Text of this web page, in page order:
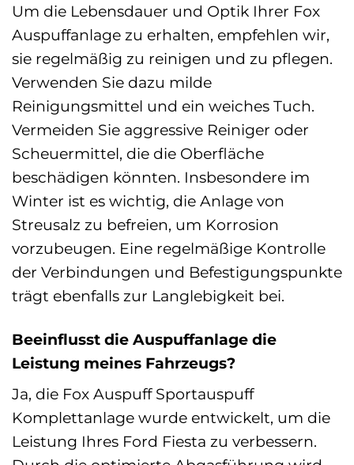
Um die Lebensdauer und Optik Ihrer Fox
Auspuffanlage zu erhalten, empfehlen wir,
sie regelmäßig zu reinigen und zu pflegen.
Verwenden Sie dazu milde
Reinigungsmittel und ein weiches Tuch.
Vermeiden Sie aggressive Reiniger oder
Scheuermittel, die die Oberfläche
beschädigen könnten. Insbesondere im
Winter ist es wichtig, die Anlage von
Streusalz zu befreien, um Korrosion
vorzubeugen. Eine regelmäßige Kontrolle
der Verbindungen und Befestigungspunkte
trägt ebenfalls zur Langlebigkeit bei.
Beeinflusst die Auspuffanlage die
Leistung meines Fahrzeugs?
Ja, die Fox Auspuff Sportauspuff
Komplettanlage wurde entwickelt, um die
Leistung Ihres Ford Fiesta zu verbessern.